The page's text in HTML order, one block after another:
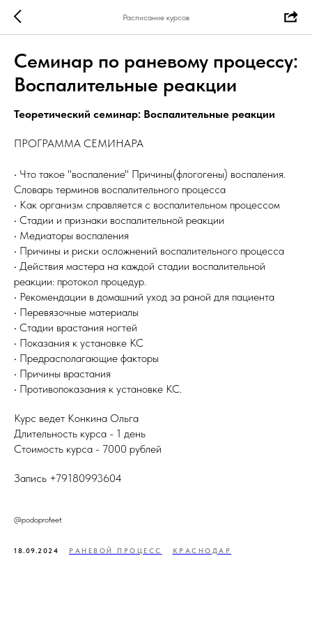
Расписание курсов
Семинар по раневому процессу:
Воспалительные реакции
Теоретический семинар: Воспалительные реакции
ПРОГРАММА СЕМИНАРА
• Что такое "воспаление" Причины(флогогены) воспаления.
Словарь терминов воспалительного процесса
• Как организм справляется с воспалительном процессом
• Стадии и признаки воспалительной реакции
• Медиаторы воспаления
• Причины и риски осложнений воспалительного процесса
• Действия мастера на каждой стадии воспалительной
реакции: протокол процедур.
• Рекомендации в домашний уход за раной для пациента
• Перевязочные материалы
• Стадии врастания ногтей
• Показания к установке КС
• Предрасполагающие факторы
• Причины врастания
• Противопоказания к установке КС.
Курс ведет Конкина Ольга
Длительность курса - 1 день
Стоимость курса - 7000 рублей
Запись +79180993604
@podoprofeet
18.09.2024 РАНЕВОЙ ПРОЦЕСС КРАСНОДАР